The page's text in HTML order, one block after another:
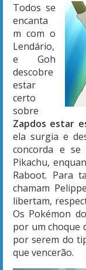
Todos se
encanta
m com o
Lendário,
e Goh
descobre
estar
certo
sobre
Zapdos estar
ela surgia e
concorda e
Pikachu,
Raboot. Para
chamam
libertam,
Os Pokémon
por um choque
por serem do
que vencerão.